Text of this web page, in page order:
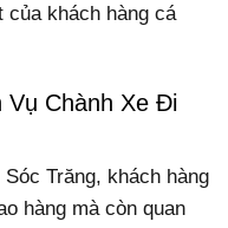
của khách hàng cá
Vụ Chành Xe Đi
Trăng, khách hàng
hàng mà còn quan